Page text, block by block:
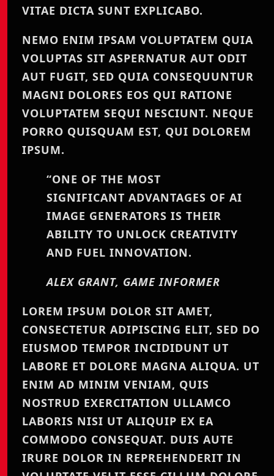
VITAE DICTA SUNT EXPLICABO.
NEMO ENIM IPSAM VOLUPTATEM QUIA
VOLUPTAS SIT ASPERNATUR AUT ODIT
AUT FUGIT, SED QUIA CONSEQUUNTUR
MAGNI DOLORES EOS QUI RATIONE
VOLUPTATEM SEQUI NESCIUNT. NEQUE
PORRO QUISQUAM EST, QUI DOLOREM
IPSUM.
“ONE OF THE MOST
SIGNIFICANT ADVANTAGES OF AI
IMAGE GENERATORS IS THEIR
ABILITY TO UNLOCK CREATIVITY
AND FUEL INNOVATION.
ALEX GRANT, GAME INFORMER
LOREM IPSUM DOLOR SIT AMET,
CONSECTETUR ADIPISCING ELIT, SED DO
EIUSMOD TEMPOR INCIDIDUNT UT
LABORE ET DOLORE MAGNA ALIQUA. UT
ENIM AD MINIM VENIAM, QUIS
NOSTRUD EXERCITATION ULLAMCO
LABORIS NISI UT ALIQUIP EX EA
COMMODO CONSEQUAT. DUIS AUTE
IRURE DOLOR IN REPREHENDERIT IN